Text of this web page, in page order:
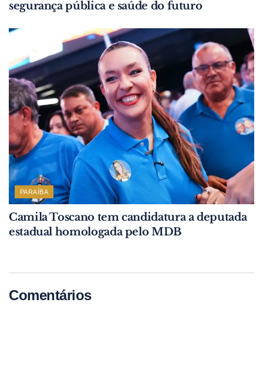
segurança pública e saúde do futuro
PARAÍBA
Camila Toscano tem candidatura a deputada
estadual homologada pelo MDB
Comentários